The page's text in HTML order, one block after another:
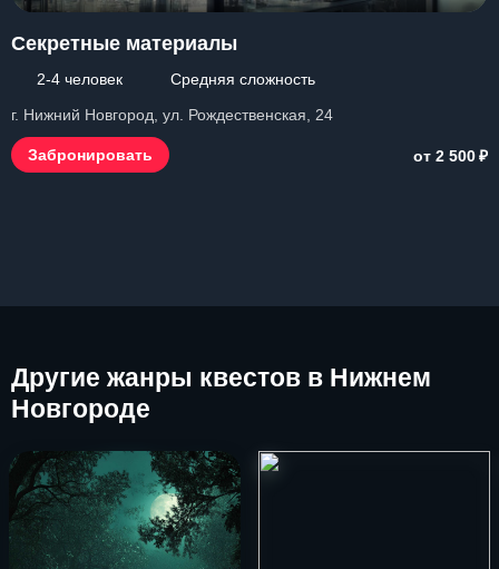
Секретные материалы
2-4 человек
Средняя сложность
г. Нижний Новгород, ул. Рождественская, 24
Забронировать от 2 500₽
Другие жанры квестов в Нижнем
Новгороде